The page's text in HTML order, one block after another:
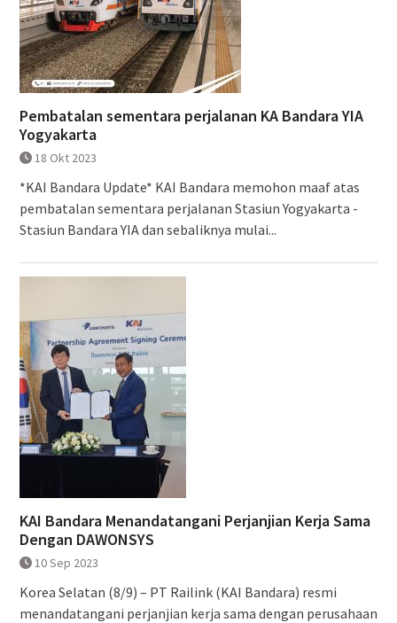
Pembatalan sementara perjalanan KA Bandara YIA
Yogyakarta
18 Okt 2023
*KAI Bandara Update* KAI Bandara memohon maaf atas
pembatalan sementara perjalanan Stasiun Yogyakarta -
Stasiun Bandara YIA dan sebaliknya mulai...
KAI Bandara Menandatangani Perjanjian Kerja Sama
Dengan DAWONSYS
10 Sep 2023
Korea Selatan (8/9) – PT Railink (KAI Bandara) resmi
menandatangani perjanjian kerja sama dengan perusahaan